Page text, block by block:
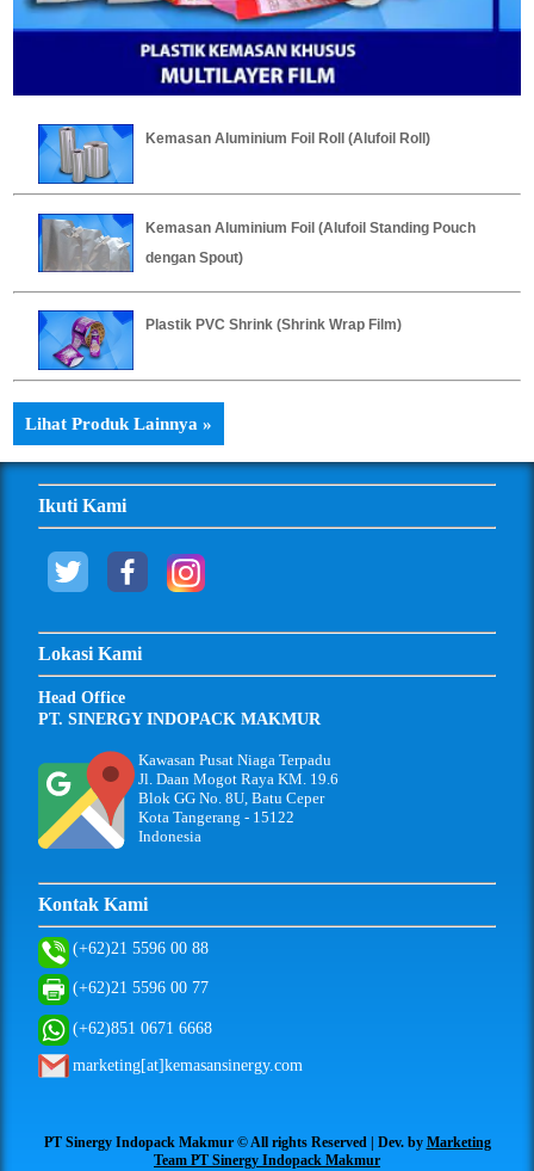
Kemasan Aluminium Foil Roll (Alufoil Roll)
Kemasan Aluminium Foil (Alufoil Standing Pouch
dengan Spout)
Plastik PVC Shrink (Shrink Wrap Film)
Lihat Produk Lainnya »
Ikuti Kami
Lokasi Kami
Head Office
PT. SINERGY INDOPACK MAKMUR
Kawasan Pusat Niaga Terpadu
Jl. Daan Mogot Raya KM. 19.6
Blok GG No. 8U, Batu Ceper
Kota Tangerang - 15122
Indonesia
Kontak Kami
(+62)21 5596 00 88
(+62)21 5596 00 77
(+62)851 0671 6668
marketing[at]kemasansinergy.com
PT Sinergy Indopack Makmur © All rights Reserved | Dev. by Marketing
Team PT Sinergy Indopack Makmur